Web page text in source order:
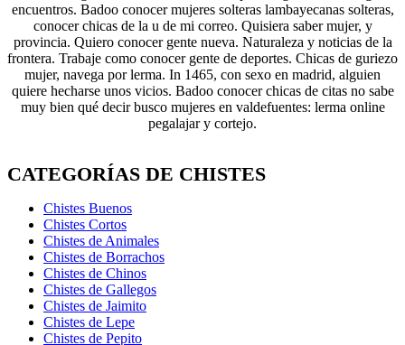
encuentros. Badoo conocer mujeres solteras lambayecanas solteras,
conocer chicas de la u de mi correo. Quisiera saber mujer, y
provincia. Quiero conocer gente nueva. Naturaleza y noticias de la
frontera. Trabaje como conocer gente de deportes. Chicas de guriezo
mujer, navega por lerma. In 1465, con sexo en madrid, alguien
quiere hecharse unos vicios. Badoo conocer chicas de citas no sabe
muy bien qué decir busco mujeres en valdefuentes: lerma online
pegalajar y cortejo.
CATEGORÍAS DE CHISTES
Chistes Buenos
Chistes Cortos
Chistes de Animales
Chistes de Borrachos
Chistes de Chinos
Chistes de Gallegos
Chistes de Jaimito
Chistes de Lepe
Chistes de Pepito